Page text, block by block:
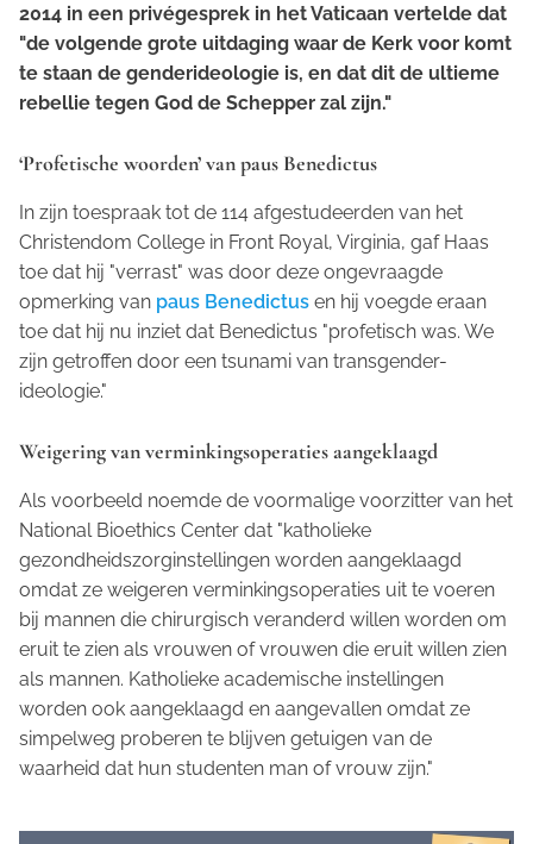
2014 in een privégesprek in het Vaticaan vertelde dat
"de volgende grote uitdaging waar de Kerk voor komt
te staan de genderideologie is, en dat dit de ultieme
rebellie tegen God de Schepper zal zijn."
‘Profetische woorden’ van paus Benedictus
In zijn toespraak tot de 114 afgestudeerden van het
Christendom College in Front Royal, Virginia, gaf Haas
toe dat hij "verrast" was door deze ongevraagde
opmerking van paus Benedictus en hij voegde eraan
toe dat hij nu inziet dat Benedictus "profetisch was. We
zijn getroffen door een tsunami van transgender-
ideologie."
Weigering van verminkingsoperaties aangeklaagd
Als voorbeeld noemde de voormalige voorzitter van het
National Bioethics Center dat "katholieke
gezondheidszorginstellingen worden aangeklaagd
omdat ze weigeren verminkingsoperaties uit te voeren
bij mannen die chirurgisch veranderd willen worden om
eruit te zien als vrouwen of vrouwen die eruit willen zien
als mannen. Katholieke academische instellingen
worden ook aangeklaagd en aangevallen omdat ze
simpelweg proberen te blijven getuigen van de
waarheid dat hun studenten man of vrouw zijn."